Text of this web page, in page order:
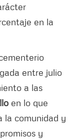
en la
entre julio
a las
en lo que
la comunidad y
y